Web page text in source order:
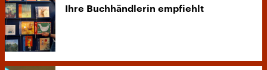
Ihre Buchhändlerin empfiehlt